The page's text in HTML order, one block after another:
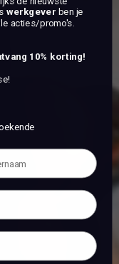
werkgever ben je
acties/promo's.
10% korting!